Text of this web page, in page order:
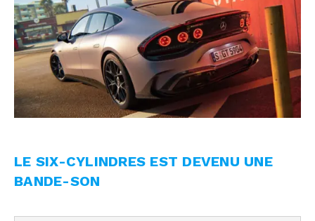
LE SIX-CYLINDRES EST DEVENU UNE
BANDE-SON